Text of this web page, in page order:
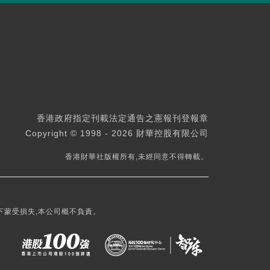
香港政府指定刊載法定通告之憲報刊登報章
Copyright © 1998 - 2026 財華控股有限公司
香港財華社版權所有,未經同意不得轉載。
受損失,本公司概不負責。